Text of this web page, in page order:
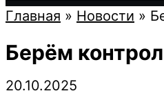
Главная » Новости »
Берём
20.10.2025